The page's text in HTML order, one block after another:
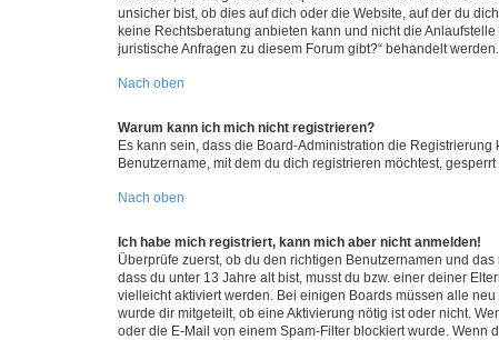
unsicher bist, ob dies auf dich oder die Website, auf der du
keine Rechtsberatung anbieten kann und nicht die
juristische Anfragen zu diesem Forum gibt?“ behandelt werden.
Nach oben
Warum kann ich mich nicht registrieren?
Es kann sein, dass die Board-Administration die
Benutzername, mit dem du dich registrieren möchtest,
Nach oben
Ich habe mich registriert, kann mich aber nicht anmelden!
Überprüfe zuerst, ob du den richtigen Benutzernamen und
dass du unter 13 Jahre alt bist, musst du bzw. einer deiner
vielleicht aktiviert werden. Bei einigen Boards müssen alle
wurde dir mitgeteilt, ob eine Aktivierung nötig ist oder nicht.
oder die E-Mail von einem Spam-Filter blockiert wurde. Wenn